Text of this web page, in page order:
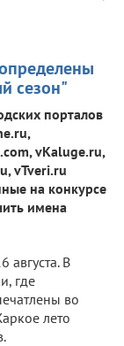
сезон"
порталов
vKaluge.ru,
vTveri.ru
на конкурсе
имена
августа. В
где
во
лето